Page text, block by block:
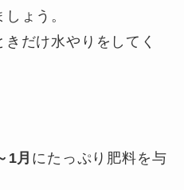
ょう。
だけ水やりをしてく
1月 にたっぷり肥料を与